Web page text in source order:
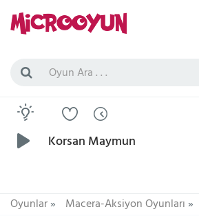
Korsan Maymun
Oyunlar» Macera-Aksiyon Oyunları»